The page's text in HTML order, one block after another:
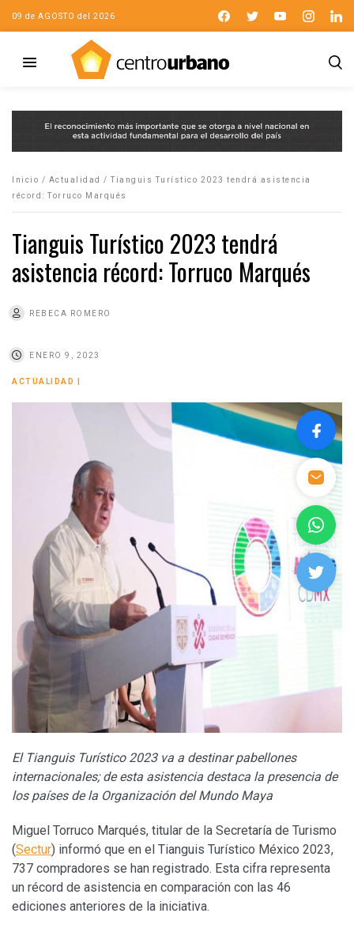
09 de AGOSTO del 2026
Inicio / Actualidad /Tianguis Turístico 2023 tendrá asistencia
récord: Torruco Marqués
Tianguis Turístico 2023 tendrá
asistencia récord: Torruco Marqués
REBECA ROMERO
ENERO 9, 2023
ACTUALIDAD
El Tianguis Turístico 2023 va a destinar pabellones
internacionales; de esta asistencia destaca la presencia de
los países de la Organización del Mundo Maya
Miguel Torruco Marqués, titular de la Secretaría de Turismo
(Sectur) informó que en el Tianguis Turístico México 2023,
737 compradores se han registrado. Esta cifra representa
un récord de asistencia en comparación con las 46
ediciones anteriores de la iniciativa.